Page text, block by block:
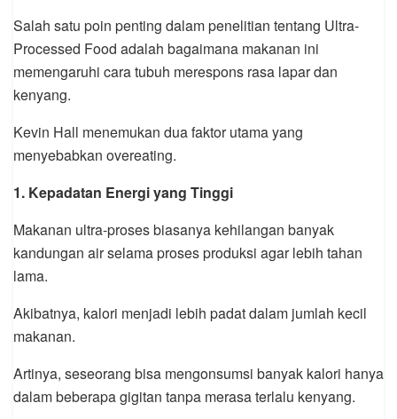
Salah satu poin penting dalam penelitian tentang Ultra-
Processed Food adalah bagaimana makanan ini
memengaruhi cara tubuh merespons rasa lapar dan
kenyang.
Kevin Hall menemukan dua faktor utama yang
menyebabkan overeating.
1. Kepadatan Energi yang Tinggi
Makanan ultra-proses biasanya kehilangan banyak
kandungan air selama proses produksi agar lebih tahan
lama.
Akibatnya, kalori menjadi lebih padat dalam jumlah kecil
makanan.
Artinya, seseorang bisa mengonsumsi banyak kalori hanya
dalam beberapa gigitan tanpa merasa terlalu kenyang.